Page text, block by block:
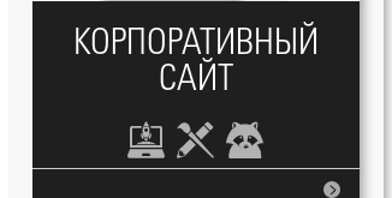
КОРПОРАТИВНЫЙ
САЙТ